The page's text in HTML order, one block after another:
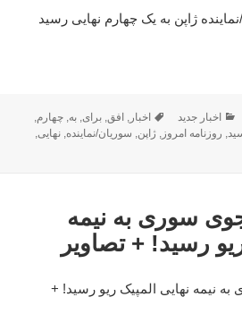
ژاپن به یک چهارم نهایی رسید
نویسندهدسته‌ها
اخبار جدید برچسب‌ها
اخبار, افق,برای,به,چهارم,
, روزنامه امروز,ژاپن, سوریان/نماینده,نهایی,
سوری به نیمه
رسید! + تصاویر
نیمه نهایی المپیک ریو رسید! +